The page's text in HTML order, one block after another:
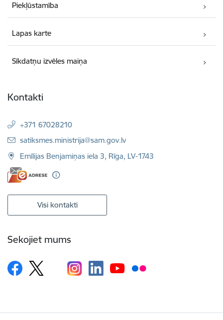
Piekļūstamība
Lapas karte
Sīkdatņu izvēles maiņa
Kontakti
+371 67028210
E-pasts:
satiksmes.ministrija@sam.gov.lv
Emīlijas Benjamiņas iela 3, Rīga, LV-1743
Visi kontakti
Sekojiet mums